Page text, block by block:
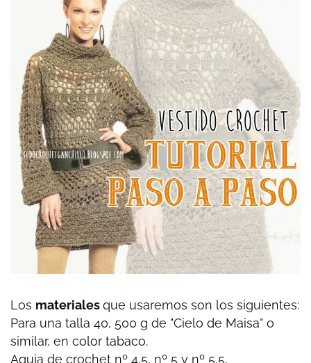
Los materialesque usaremos son los siguientes:
Para una talla 40, 500 g de "Cielo de Maisa" o
similar, en color tabaco.
Aguja de crochet nº 4,5, nº 5 y nº 5,5,